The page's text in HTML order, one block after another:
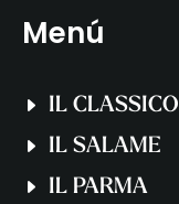
Menú
IL CLASSICO
IL SALAME
IL PARMA